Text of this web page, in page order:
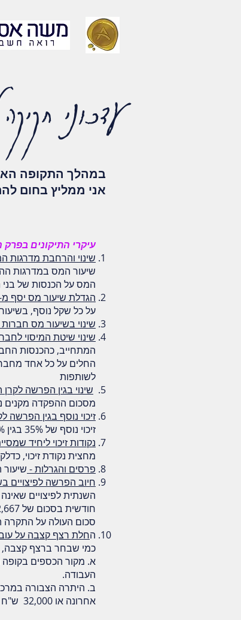
עדכוני חקיקה
במהלך התקופה
אני ממליץ בחום
עיקרי התיקונים
שינוי והרחבת מדרגות המס
שיעור המס במדרגות
המס על הכנסות של
הגדלת שיעור מס יסף מ- 2% ל-3%
על כל שקל נוסף, בשיעור של 3% (במקום מס יסף של
שינוי בשיעור מס
שינוי שיטת המיסוי
המתחייב, כהכנסות
החלים על כל אחד
לשותפות
שינוי בגין הפרשה
מסכום ההפקדה מקנים ניכוי), כלומר,
זיכוי נוסף בגין הפרשה
זיכוי נוסף של 35% בגין 0.5% הכנסה מעסק עד 206,400 ש"ח (נכון לשנת
נקודות זיכוי ליחיד
מחצית נקודת זיכוי, כדלקמן: בשנת 2017: 3/4 נקודת זיכוי. בשנת
פרסים והגרלות - שיעור
חיוב הפרשה לפיצויים
חודשית בסכום של 2,667 ש"ח או 8.33% מהמשכורת החודשית המבוטחת, הנמוך שבהם).
סכום העולה על התקרה
החלת רצף קצבה על
כמי שבחר ברצף קצבה,
א. מקור הכספים בקופה
העבודה.
אחרונה או 32,000 ש"ח כנמוך) לכל שנת עבודה, הגבוה שבהם.